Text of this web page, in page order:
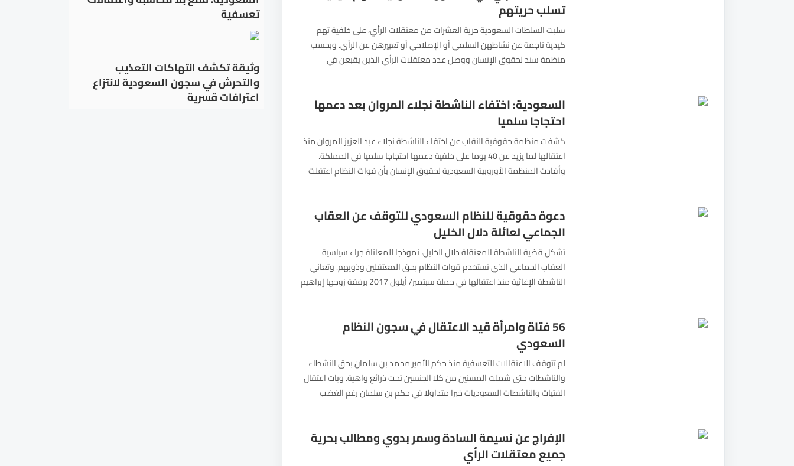
تسلب حريتهم
سلبت السلطات السعودية حرية العشرات من معتقلات الرأي، على خلفية تهم
كيدية ناجمة عن نشاطهن السلمي أو الإصلاحي أو تعبيرهن عن الرأي. وبحسب
منظمة سند لحقوق الإنسان ووصل عدد معتقلات الرأي الذين يقبعن في
السجون السعودية لـ 56 معتقلة، من...
السعودية: اختفاء الناشطة نجلاء المروان بعد دعمها
احتجاجا سلميا
كشفت منظمة حقوقية النقاب عن اختفاء الناشطة نجلاء عبد العزيز المروان منذ
اعتقالها لما يزيد عن 40 يوما على خلفية دعمها احتجاجا سلميا في المملكة.
وأفادت المنظمة الأوروبية السعودية لحقوق الإنسان بأن قوات النظام اعتقلت
الناشطة نجلاء عبد العزيز محمد...
دعوة حقوقية للنظام السعودي للتوقف عن العقاب
الجماعي لعائلة دلال الخليل
تشكل قضية الناشطة المعتقلة دلال الخليل، نموذجا للمعاناة جراء سياسية
العقاب الجماعي الذي تستخدم قوات النظام بحق المعتقلين وذويهم. وتعاني
الناشطة الإغاثية منذ اعتقالها في حملة سبتمبر/ أيلول 2017 برفقة زوجها إبراهيم
أبا الخيل. واقتحمت قوات الأمن السعودية منزل العائلة...
56 فتاة وامرأة قيد الاعتقال في سجون النظام
السعودي
لم تتوقف الاعتقالات التعسفية منذ حكم الأمير محمد بن سلمان بحق النشطاء
والناشطات حتى شملت المسنين من كلا الجنسين تحت ذرائع واهية. وبات اعتقال
الفتيات والناشطات السعوديات خبرا متداولا في حكم بن سلمان رغم الغضب
الحقوقي الدولي لانتهاك الأخير حقوق...
الإفراج عن نسيمة السادة وسمر بدوي ومطالب بحرية
جميع معتقلات الرأي
تعسفية
وثيقة تكشف انتهاكات التعذيب
والتحرش في سجون السعودية لانتزاع
اعترافات قسرية